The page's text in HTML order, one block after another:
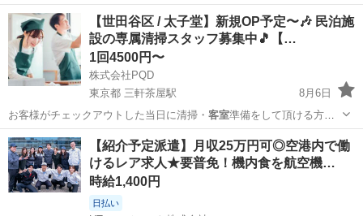
募集しております。…
東京 世田谷区 三軒茶屋駅 清掃 スタッフ
【世田谷区 / 太子堂】新規OP予定〜🎶 民泊施
設の専属清掃スタッフ募集中🎵【…
1回4500円〜
株式会社PQD
東京都 三軒茶屋駅
8月6日
お客様がチェックアウトした当日に清掃・ 客室準備をして頂ける方を
募集しております。…
東京 世田谷区 三軒茶屋駅 清掃 スタッフ
【紹介予定派遣】月収25万円可◎空港内で働
けるレア求人★要普免！機内食を航空機…
時給1,400円
日払い